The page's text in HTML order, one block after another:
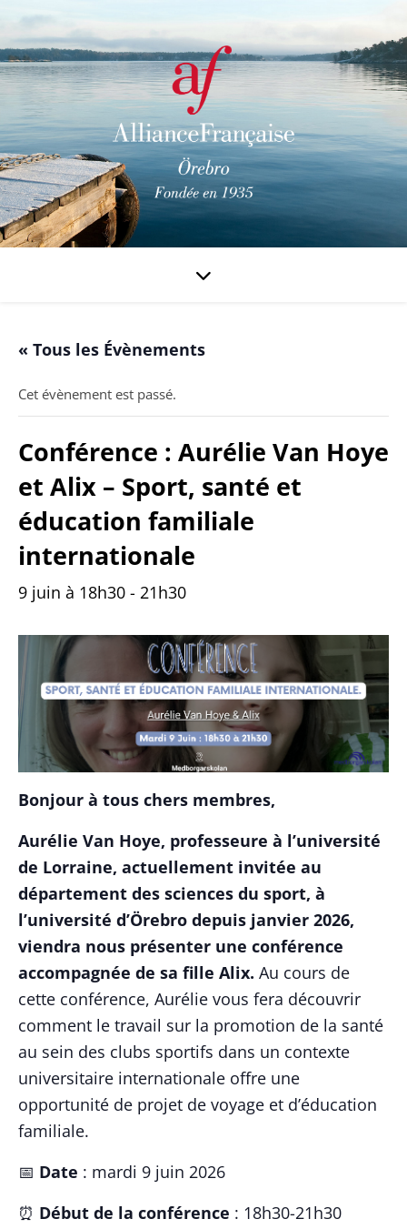
« Tous les Évènements
Cet évènement est passé.
Conférence : Aurélie Van Hoye
et Alix – Sport, santé et
éducation familiale
internationale
9 juin à 18h30 - 21h30
Bonjour à tous chers membres,
Aurélie Van Hoye, professeure à l’université
de Lorraine, actuellement invitée au
département des sciences du sport, à
l’université d’Örebro depuis janvier 2026,
viendra nous présenter une conférence
accompagnée de sa fille Alix. Au cours de
cette conférence, Aurélie vous fera découvrir
comment le travail sur la promotion de la santé
au sein des clubs sportifs dans un contexte
universitaire internationale offre une
opportunité de projet de voyage et d’éducation
familiale.
📅 Date : mardi 9 juin 2026
⏰ Début de la conférence : 18h30-21h30